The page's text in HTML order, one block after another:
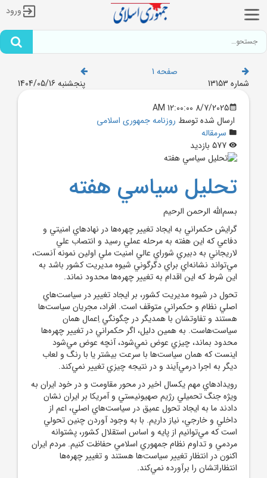
ورود
صفحه 1
شماره 13153
پنجشنبه 1404/05/16
8/7/2025 12:00:00 AM
ارسال شده توسط روزنامه جمهوری اسلامی
سرمقاله
تحليل سياسي هفته
بسم‌الله الرحمن الرحيم
گرايش حکمراني به ايجاد تغيير چهره‌ها در نهادهاي امنيتي و
دفاعي که اين هفته به مرحله عملي رسيد و انتصاب علي
لاريجاني به دبيري شوراي عالي امنيت ملي اولين نمونه آنست،
مي‌تواند نشانه‌اي براي دگرگوني شيوه مديريت کشور باشد به
اين شرط که اين اقدام به تغيير چهره‌ها محدود نماند.
تحول در شيوه مديريت کشور، بر ايجاد تغيير در سياست‌هاي
اصلي نظام و حکمراني متوقف است. افراد، مجريان سياست‌ها
هستند و تفاوتشان با همديگر در چگونگي اِعمال همان
سياست‌هاست. به همين دليل، اگر حکمراني در تغيير چهره‌ها
محدود بماند، چيزي عوض نمي‌شود، آنچه عوض مي‌شود
اينست که همان سياست‌ها با سرعت بيشتر يا با رنگ و لعاب
ديگر به اجرا درمي‌آيند و در نتيجه چيزي تغيير نمي‌کند.
رويدادهاي مهم يکسال اخير در محور مقاومت و در خود ايران به
ويژه جنگ تحميلي رژيم صهيونيستي و آمريکا بر ايران نشان
دادند ما به ايجاد تحول عميق در سياست‌هاي اصلي، اعم از
داخلي و خارجي، نياز داريم. با به وجود آوردن چنين تحولي
است که مي‌توانيم از پايه و اساس استقلال کشور، پشتوانه
مردمي و تداوم نظام جمهوري اسلامي حفاظت کنيم. مردم ايران
اکنون در انتظار تغيير سياست‌ها هستند و تغيير چهره‌ها
انتظاراتشان را برآورده نمي‌کند.